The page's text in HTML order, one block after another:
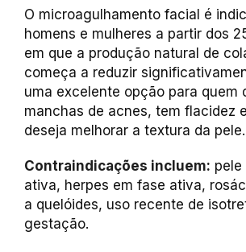
O microagulhamento facial é
homens e mulheres a partir dos
em que a produção natural de
começa a reduzir
uma excelente opção para quem
manchas de acnes, tem flacidez
deseja melhorar a textura da pele.
Contraindicações incluem:
ativa, herpes em fase ativa,
a quelóides, uso recente de
gestação.